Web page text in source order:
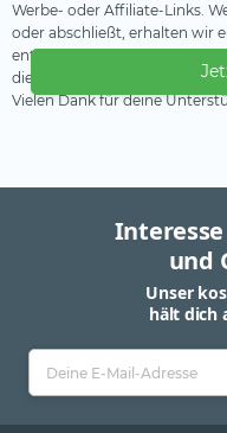
Werbe- oder Affiliate-Links.
oder abschließt, erhalten wir
entstehen dadurch keine
diese Einnahmen, um unser
Vielen Dank für deine
Interesse
und
Unser
hält dich